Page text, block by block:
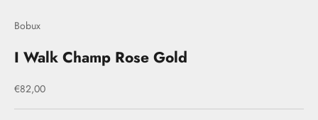
Bobux
I Walk Champ Rose Gold
Prix de vente
€82,00